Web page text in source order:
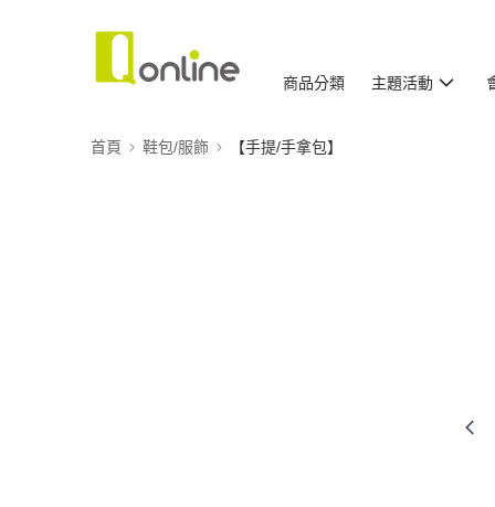
商品分類 主題活動
首頁 鞋包/服飾 【手提/手拿包】